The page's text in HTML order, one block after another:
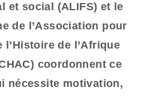
et social (ALIFS) et le
de l’Association pour
l’Histoire de l’Afrique
coordonnent ce
nécessite motivation,